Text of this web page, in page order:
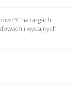
PC na targach
i wydajnych